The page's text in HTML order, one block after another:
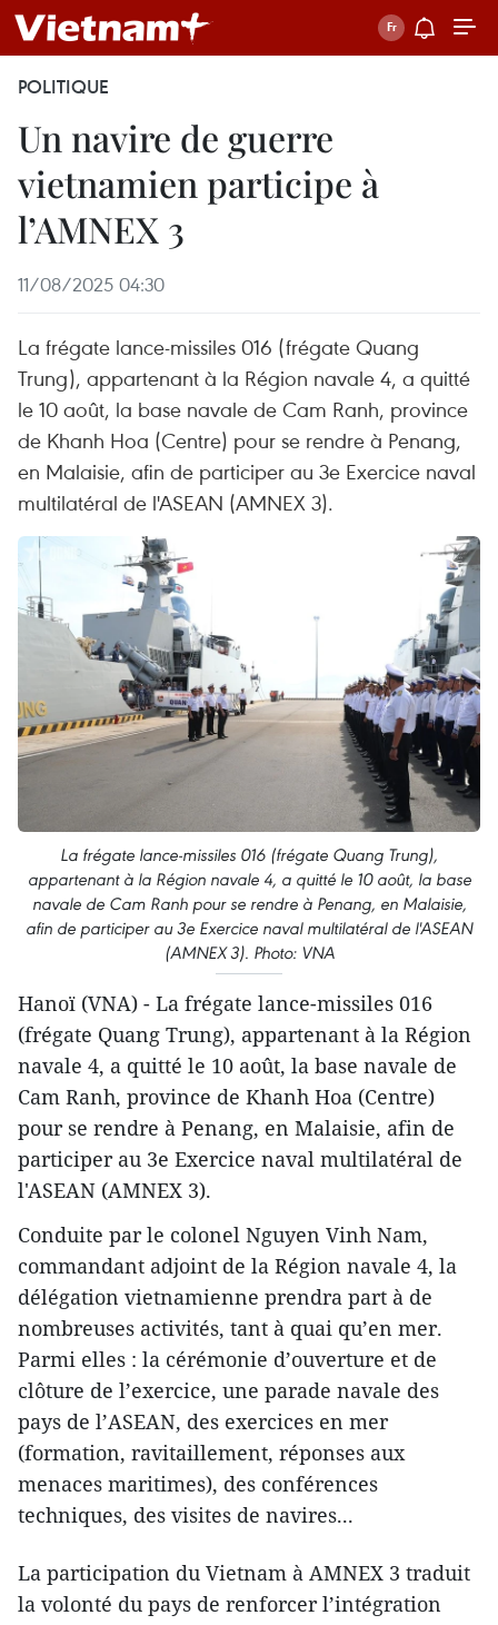
POLITIQUE
Un navire de guerre
vietnamien participe à
l’AMNEX 3
11/08/2025 04:30
La frégate lance-missiles 016 (frégate Quang
Trung), appartenant à la Région navale 4, a quitté
le 10 août, la base navale de Cam Ranh, province
de Khanh Hoa (Centre) pour se rendre à Penang,
en Malaisie, afin de participer au 3e Exercice naval
multilatéral de l'ASEAN (AMNEX 3).
La frégate lance-missiles 016 (frégate Quang Trung),
appartenant à la Région navale 4, a quitté le 10 août, la base
navale de Cam Ranh pour se rendre à Penang, en Malaisie,
afin de participer au 3e Exercice naval multilatéral de l'ASEAN
(AMNEX 3). Photo: VNA
Hanoï (VNA) - La frégate lance-missiles 016
(frégate Quang Trung), appartenant à la Région
navale 4, a quitté le 10 août, la base navale de
Cam Ranh, province de Khanh Hoa (Centre)
pour se rendre à Penang, en Malaisie, afin de
participer au 3e Exercice naval multilatéral de
l'ASEAN (AMNEX 3).
Conduite par le colonel Nguyen Vinh Nam,
commandant adjoint de la Région navale 4, la
délégation vietnamienne prendra part à de
nombreuses activités, tant à quai qu’en mer.
Parmi elles : la cérémonie d’ouverture et de
clôture de l’exercice, une parade navale des
pays de l’ASEAN, des exercices en mer
(formation, ravitaillement, réponses aux
menaces maritimes), des conférences
techniques, des visites de navires...
La participation du Vietnam à AMNEX 3 traduit
la volonté du pays de renforcer l’intégration